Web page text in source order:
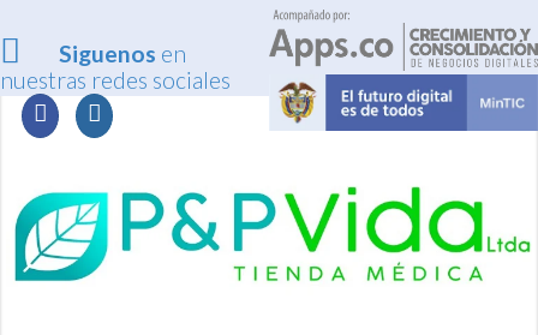
Siguenos en
nuestras redes sociales